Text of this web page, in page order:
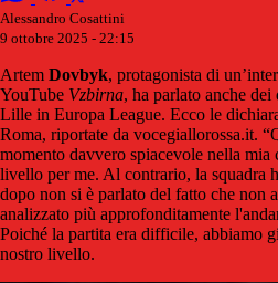
Alessandro Cosattini
9 ottobre 2025 - 22:15
Artem Dovbyk, protagonista di
YouTube Vzbirna, ha parlato anche
Lille in Europa League. Ecco le
Roma, riportate da vocegiallorossa.it.
momento davvero spiacevole nella mia
livello per me. Al contrario, la squadra
dopo non si è parlato del fatto che non
analizzato più approfonditamente
Poiché la partita era difficile, abbiamo
nostro livello.